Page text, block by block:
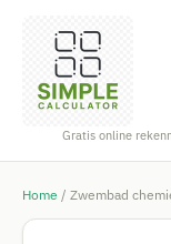
Gratis online
Home / Zwembad